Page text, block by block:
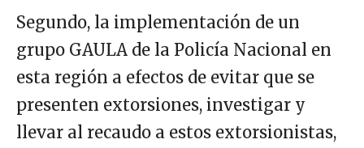
Segundo, la implementación de un
grupo GAULA de la Policía Nacional en
esta región a efectos de evitar que se
presenten extorsiones, investigar y
llevar al recaudo a estos extorsionistas,